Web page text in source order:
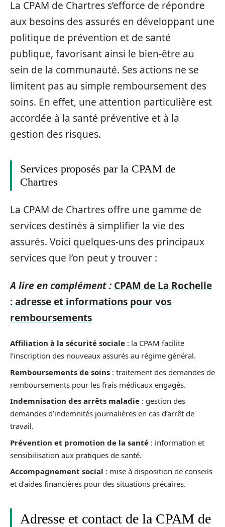
La CPAM de Chartres s’efforce de répondre
aux besoins des assurés en développant une
politique de prévention et de santé
publique, favorisant ainsi le bien-être au
sein de la communauté. Ses actions ne se
limitent pas au simple remboursement des
soins. En effet, une attention particulière est
accordée à la santé préventive et à la
gestion des risques.
Services proposés par la CPAM de
Chartres
La CPAM de Chartres offre une gamme de
services destinés à simplifier la vie des
assurés. Voici quelques-uns des principaux
services que l’on peut y trouver :
A lire en complément : CPAM de La Rochelle
: adresse et informations pour vos
remboursements
Affiliation à la sécurité sociale : la CPAM facilite
l’inscription des nouveaux assurés au régime général.
Remboursements de soins : traitement des demandes de
remboursements pour les frais médicaux engagés.
Indemnisation des arrêts maladie : gestion des
demandes d’indemnités journalières en cas d’arrêt de
travail.
Prévention et promotion de la santé : information et
sensibilisation aux pratiques de santé.
Accompagnement social : mise à disposition de conseils
et d’aides financières pour des situations précaires.
Adresse et contact de la CPAM de